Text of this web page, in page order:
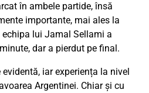
în ambele partide, însă
importante, mai ales la
lui Jamal Sellami a
dar a pierdut pe final.
iar experiența la nivel
Argentinei. Chiar și cu